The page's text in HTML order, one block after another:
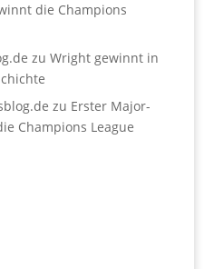
die Champions
zu Wright gewinnt in
zu Erster Major-
Champions League